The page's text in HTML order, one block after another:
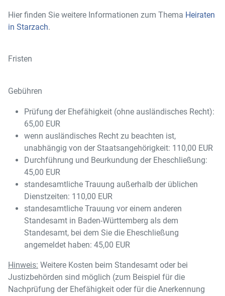
Hier finden Sie weitere Informationen zum Thema Heiraten
in Starzach.
Fristen
Gebühren
Prüfung der Ehefähigkeit (ohne ausländisches Recht):
65,00 EUR
wenn ausländisches Recht zu beachten ist,
unabhängig von der Staatsangehörigkeit: 110,00 EUR
Durchführung und Beurkundung der Eheschließung:
45,00 EUR
standesamtliche Trauung außerhalb der üblichen
Dienstzeiten: 110,00 EUR
standesamtliche Trauung vor einem anderen
Standesamt in Baden-Württemberg als dem
Standesamt, bei dem Sie die Eheschließung
angemeldet haben: 45,00 EUR
Hinweis: Weitere Kosten beim Standesamt oder bei
Justizbehörden sind möglich (zum Beispiel für die
Nachprüfung der Ehefähigkeit oder für die Anerkennung